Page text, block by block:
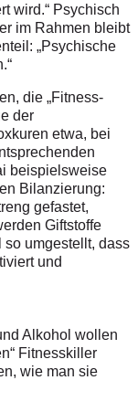
wird.“ Psychisch
im Rahmen bleibt
„Psychische
die „Fitness-
der
etwa, bei
beispielsweise
Bilanzierung:
gefastet,
Giftstoffe
umgestellt, dass
und
Alkohol wollen
Fitnesskiller
wie man sie